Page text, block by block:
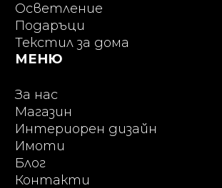
Осветление
Подаръци
Текстил за дома
МЕНЮ
За нас
Магазин
Интериорен дизайн
Имоти
Блог
Контакти